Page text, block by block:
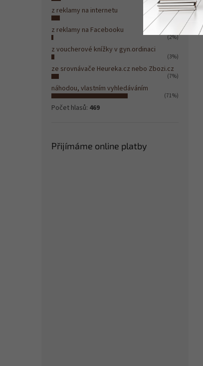
z reklamy na internetu
(8%)
z reklamy na Facebooku
(2%)
z voucherové knížky v gyn.ordinaci
(3%)
ze srovnávače Heureka.cz nebo Zbozi.cz
(7%)
náhodou, vlastním vyhledáváním
(71%)
Počet hlasů: 469
Přijímáme online platby